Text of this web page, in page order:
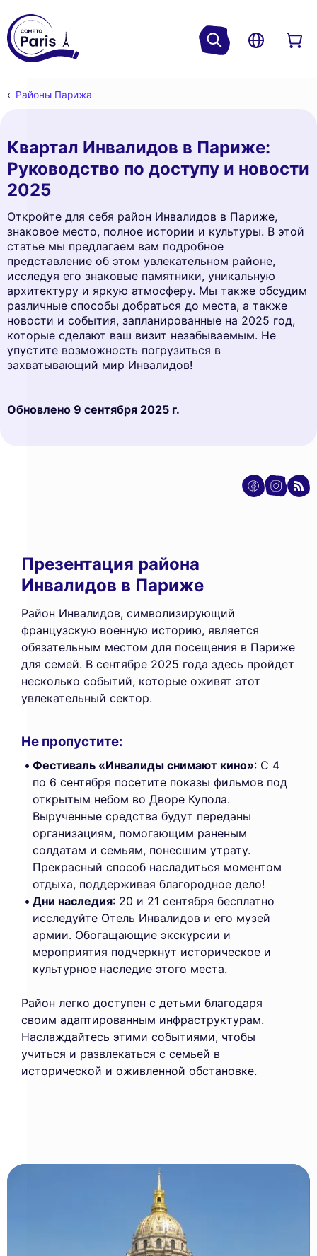
Районы Парижа
Квартал Инвалидов в Париже:
Руководство по доступу и новости
2025
Откройте для себя район Инвалидов в Париже,
знаковое место, полное истории и культуры. В этой
статье мы предлагаем вам подробное
представление об этом увлекательном районе,
исследуя его знаковые памятники, уникальную
архитектуру и яркую атмосферу. Мы также обсудим
различные способы добраться до места, а также
новости и события, запланированные на 2025 год,
которые сделают ваш визит незабываемым. Не
упустите возможность погрузиться в
захватывающий мир Инвалидов!
Обновлено 9 сентября 2025 г.
Презентация района
Инвалидов в Париже
Район Инвалидов, символизирующий
французскую военную историю, является
обязательным местом для посещения в Париже
для семей. В сентябре 2025 года здесь пройдет
несколько событий, которые оживят этот
увлекательный сектор.
Не пропустите:
Фестиваль «Инвалиды снимают кино»: С 4
по 6 сентября посетите показы фильмов под
открытым небом во Дворе Купола.
Вырученные средства будут переданы
организациям, помогающим раненым
солдатам и семьям, понесшим утрату.
Прекрасный способ насладиться моментом
отдыха, поддерживая благородное дело!
Дни наследия: 20 и 21 сентября бесплатно
исследуйте Отель Инвалидов и его музей
армии. Обогащающие экскурсии и
мероприятия подчеркнут историческое и
культурное наследие этого места.
Район легко доступен с детьми благодаря
своим адаптированным инфраструктурам.
Наслаждайтесь этими событиями, чтобы
учиться и развлекаться с семьей в
исторической и оживленной обстановке.